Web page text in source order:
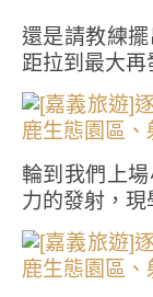
還是請教練
距拉到最大
輪到我們上
力的發射，現